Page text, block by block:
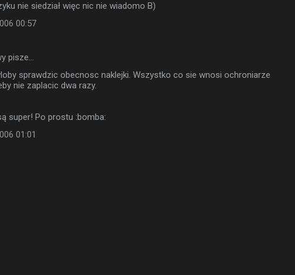
nie siedział więc nic nie wiadomo B)
00:57
pisze…
sprawdzic obecnosc naklejki. Wszystko co sie wnosi ochroniarze
nie zaplacic dwa razy.
super! Po prostu :bomba:
01:01